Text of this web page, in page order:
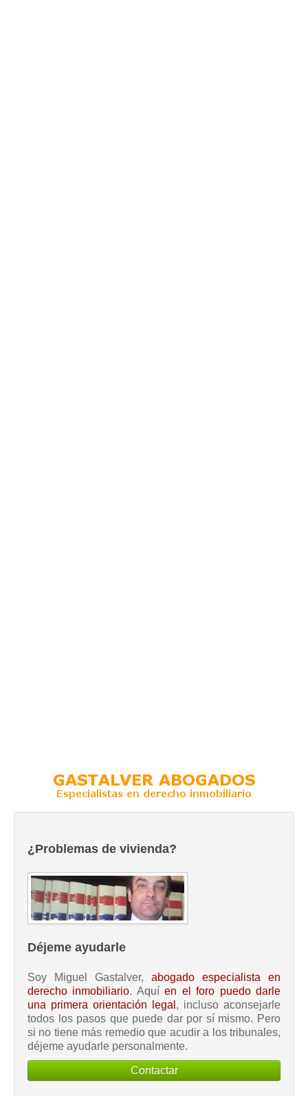
¿Problemas de vivienda?
Déjeme ayudarle
Soy Miguel Gastalver, abogado especialista en
derecho inmobiliario. Aquíen el foro puedo darle
una primera orientación legal , incluso aconsejarle
todos los pasos que puede dar por sí mismo. Pero
si no tiene más remedio que acudir a los tribunales,
déjeme ayudarle personalmente.
Contactar